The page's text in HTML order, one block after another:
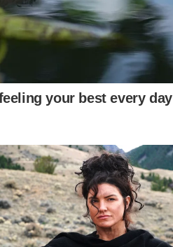
your best every day